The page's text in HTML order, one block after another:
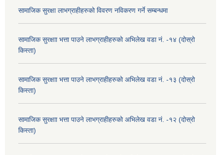
सामाजिक सुरक्षा लाभग्राहीहरुको विवरण नविकरण गर्ने सम्बन्धमा
सामाजिक सुरक्षाा भत्ता पाउने लाभग्राहीहरुको अभिलेख वडा नं. -१४ (दोस्रो
किस्ता)
सामाजिक सुरक्षाा भत्ता पाउने लाभग्राहीहरुको अभिलेख वडा नं. -१३ (दोस्रो
किस्ता)
सामाजिक सुरक्षाा भत्ता पाउने लाभग्राहीहरुको अभिलेख वडा नं. -१२ (दोस्रो
किस्ता)